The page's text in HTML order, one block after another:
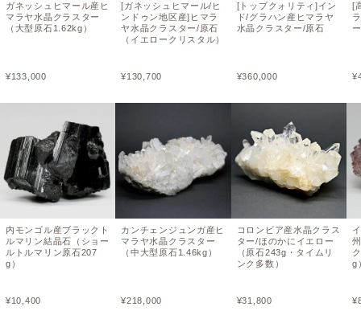
ガネッシュヒマール産ヒ
マラヤ水晶クラスター
（大型原石1.62kg）
¥133,000
内モンゴル産ブラックト
ルマリン結晶石（ショー
ルトルマリン原石207
g）
¥10,400
[ガネッシュヒマール/ヒ
ンドゥン地区産]ヒマラ
ヤ水晶クラスター/原石
（イエロークリスタル）
¥130,700
カンチェンジュンガ産ヒ
マラヤ水晶クラスター
（中大型原石1.46kg）
¥218,000
[トップクォリティ]イン
ド/グラハン産ヒマラヤ
水晶クラスター/原石
¥360,000
コロンビア産水晶クラス
ター/ほのかにイエロー
（原石243g・タイムリ
ンク多数）
¥31,800
[
¥
g
¥